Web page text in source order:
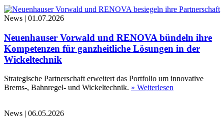
News | 01.07.2026
Neuenhauser Vorwald und RENOVA bündeln ihre
Kompetenzen für ganzheitliche Lösungen in der
Wickeltechnik
Strategische Partnerschaft erweitert das Portfolio um innovative
Brems-, Bahnregel- und Wickeltechnik. » Weiterlesen
News | 06.05.2026